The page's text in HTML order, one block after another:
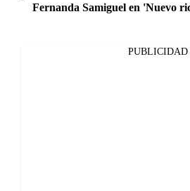
Fernanda Samiguel en 'Nuevo
PUBLICIDAD